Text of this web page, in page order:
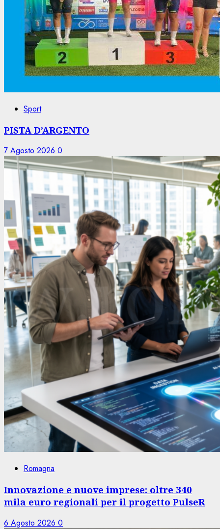
Sport
PISTA D’ARGENTO
7 Agosto 2026 0
Romagna
Innovazione e nuove imprese: oltre 340
mila euro regionali per il progetto PulseR
6 Agosto 2026 0